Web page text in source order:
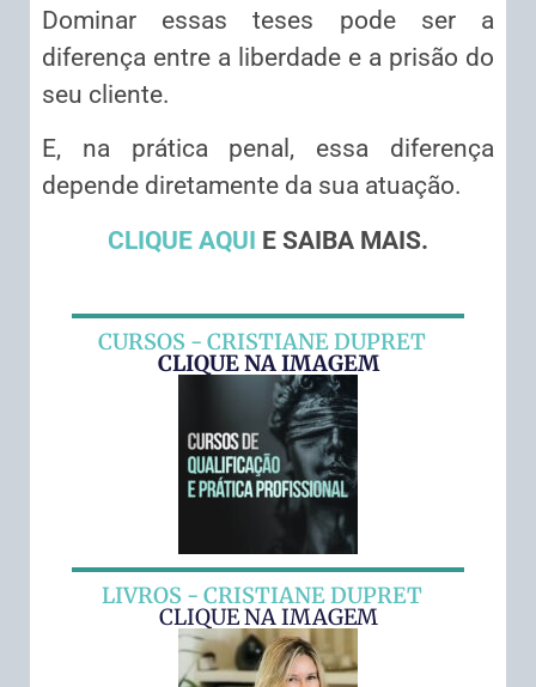
Dominar essas teses pode ser a
diferença entre a liberdade e a prisão do
seu cliente.
E, na prática penal, essa diferença
depende diretamente da sua atuação.
CLIQUE AQUI E SAIBA MAIS.
CURSOS - CRISTIANE DUPRET
CLIQUE NA IMAGEM
LIVROS - CRISTIANE DUPRET
CLIQUE NA IMAGEM